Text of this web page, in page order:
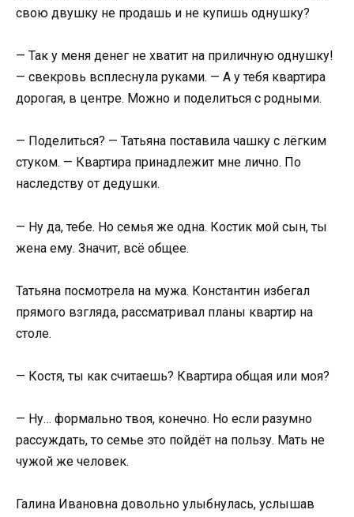
свою двушку не продашь и не купишь однушку?
— Так у меня денег не хватит на приличную однушку!
— свекровь всплеснула руками. — А у тебя квартира
дорогая, в центре. Можно и поделиться с родными.
— Поделиться? — Татьяна поставила чашку с лёгким
стуком. — Квартира принадлежит мне лично. По
наследству от дедушки.
— Ну да, тебе. Но семья же одна. Костик мой сын, ты
жена ему. Значит, всё общее.
Татьяна посмотрела на мужа. Константин избегал
прямого взгляда, рассматривал планы квартир на
столе.
— Костя, ты как считаешь? Квартира общая или моя?
— Ну… формально твоя, конечно. Но если разумно
рассуждать, то семье это пойдёт на пользу. Мать не
чужой же человек.
Галина Ивановна довольно улыбнулась, услышав